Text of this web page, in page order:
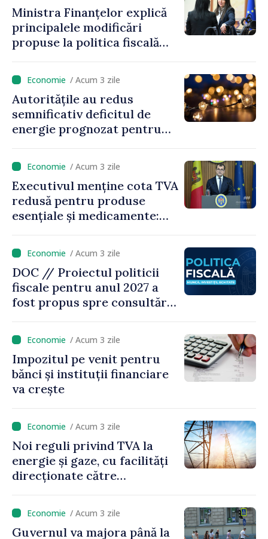
Ministra Finanțelor explică
principalele modificări
propuse la politica fiscală
venit
/ Acum 3 zile
Autoritățile au redus
semnificativ deficitul de
energie prognozat pentru
/ Acum 3 zile
Executivul menține cota TVA
redusă pentru produse
esențiale și medicamente:
pe seama consumului de
bază al oamenilor”
/ Acum 3 zile
DOC // Proiectul politicii
fiscale pentru anul 2027 a
fost propus spre consultări
/ Acum 3 zile
Impozitul pe venit pentru
bănci și instituții financiare
va crește
/ Acum 3 zile
Noi reguli privind TVA la
energie și gaze, cu facilități
direcționate către
/ Acum 3 zile
Guvernul va majora până la